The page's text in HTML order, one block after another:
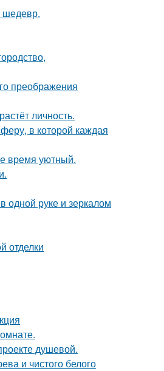
шедевр.
преображения
личность.
в которой каждая
время уютный.
одной руке и зеркалом
отделки
душевой.
и чистого белого